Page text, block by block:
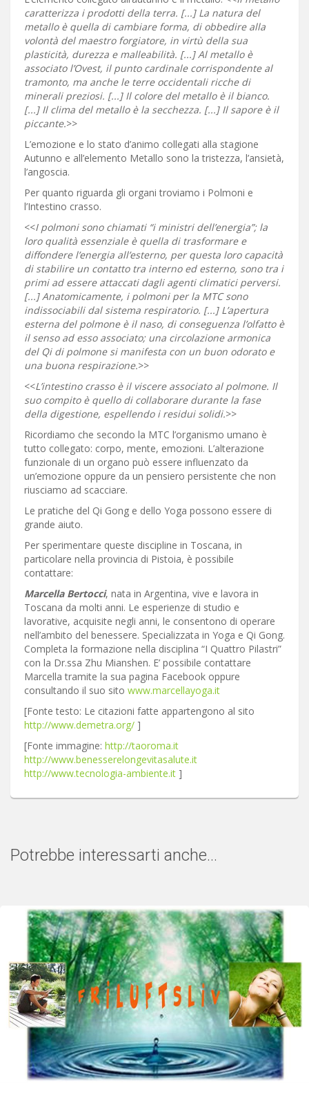
caratterizza i prodotti della terra. [...] La natura del
metallo è quella di cambiare forma, di obbedire alla
volontà del maestro forgiatore, in virtù della sua
plasticità, durezza e malleabilità. [...] Al metallo è
associato l’Ovest, il punto cardinale corrispondente al
tramonto, ma anche le terre occidentali ricche di
minerali preziosi. [...] Il colore del metallo è il bianco.
[...] Il clima del metallo è la secchezza. [...] Il sapore è il
piccante.>>
L’emozione e lo stato d’animo collegati alla stagione
Autunno e all’elemento Metallo sono la tristezza, l’ansietà,
l’angoscia.
Per quanto riguarda gli organi troviamo i Polmoni e
l’Intestino crasso.
<<I polmoni sono chiamati “i ministri dell’energia”; la
loro qualità essenziale è quella di trasformare e
diffondere l’energia all’esterno, per questa loro capacità
di stabilire un contatto tra interno ed esterno, sono tra i
primi ad essere attaccati dagli agenti climatici perversi.
[...] Anatomicamente, i polmoni per la MTC sono
indissociabili dal sistema respiratorio. [...] L’apertura
esterna del polmone è il naso, di conseguenza l’olfatto è
il senso ad esso associato; una circolazione armonica
del Qi di polmone si manifesta con un buon odorato e
una buona respirazione.>>
<<L’intestino crasso è il viscere associato al polmone. Il
suo compito è quello di collaborare durante la fase
della digestione, espellendo i residui solidi.>>
Ricordiamo che secondo la MTC l’organismo umano è
tutto collegato: corpo, mente, emozioni. L’alterazione
funzionale di un organo può essere influenzato da
un’emozione oppure da un pensiero persistente che non
riusciamo ad scacciare.
Le pratiche del Qi Gong e dello Yoga possono essere di
grande aiuto.
Per sperimentare queste discipline in Toscana, in
particolare nella provincia di Pistoia, è possibile
contattare:
Marcella Bertocci, nata in Argentina, vive e lavora in
Toscana da molti anni. Le esperienze di studio e
lavorative, acquisite negli anni, le consentono di operare
nell’ambito del benessere. Specializzata in Yoga e Qi Gong.
Completa la formazione nella disciplina “I Quattro Pilastri”
con la Dr.ssa Zhu Mianshen. E’ possibile contattare
Marcella tramite la sua pagina Facebook oppure
consultando il suo sito www.marcellayoga.it
[Fonte testo: Le citazioni fatte appartengono al sito
http://www.demetra.org/ ]
[Fonte immagine: http://taoroma.it
http://www.benesserelongevitasalute.it
http://www.tecnologia-ambiente.it ]
Potrebbe interessarti anche...